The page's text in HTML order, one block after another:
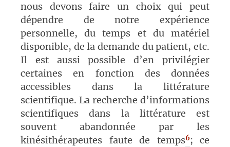
nous devons faire un choix qui peut
dépendre de notre expérience
personnelle, du temps et du matériel
disponible, de la demande du patient, etc.
Il est aussi possible d’en privilégier
certaines en fonction des données
accessibles dans la littérature
scientifique. La recherche d’informations
scientifiques dans la littérature est
souvent abandonnée par les
kinésithérapeutes faute de temps6; ce